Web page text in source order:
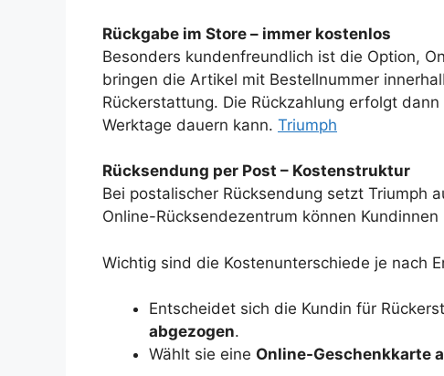
Rückgabe im Store – immer kostenlos
Besonders kundenfreundlich ist die Option,
bringen die Artikel mit Bestellnummer
Rückerstattung. Die Rückzahlung erfolgt
Werktage dauern kann. Triumph
Rücksendung per Post – Kostenstruktur
Bei postalischer Rücksendung setzt Triumph
Online-Rücksendezentrum können
Wichtig sind die Kostenunterschiede je nach
Entscheidet sich die Kundin für
abgezogen.
Wählt sie eine Online-Geschenkkarte